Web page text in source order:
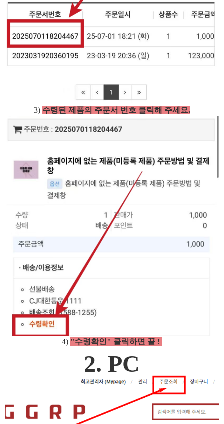
3) 수령된 제품의 주문서 번호 클릭해 주세요.
4) "수령확인" 클릭하면 끝 !
2. PC